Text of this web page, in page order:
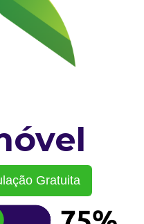
Gratuita